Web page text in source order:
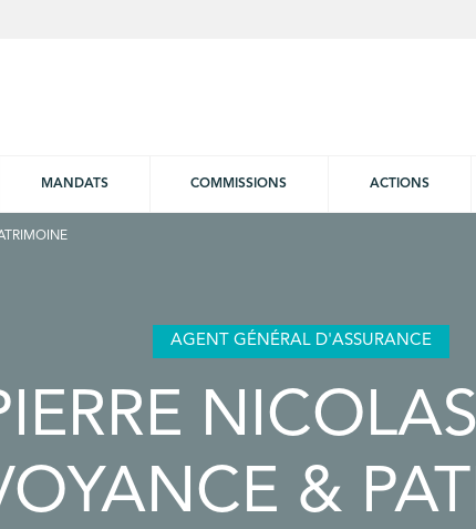
MANDATS COMMISSIONS ACTIONS
AGENT GÉNÉRAL D'ASSURANCE
&